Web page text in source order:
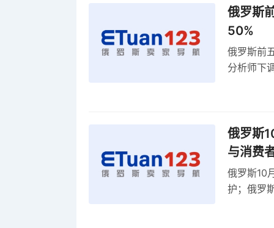
俄罗斯
50%
俄罗斯前
分析师下
俄罗斯
与消费
俄罗斯10
护；俄罗